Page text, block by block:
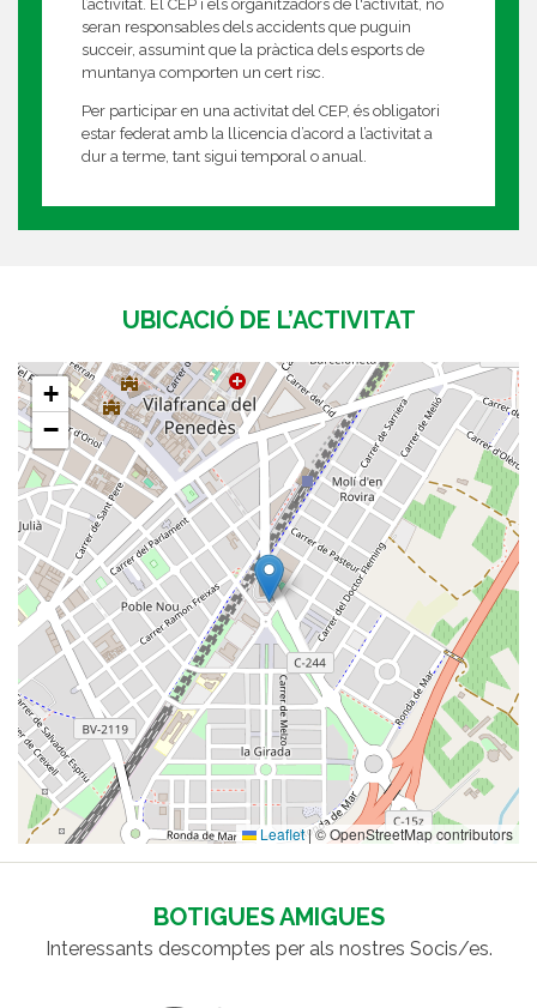
l’activitat. El CEP i els organitzadors de l'activitat, no
seran responsables dels accidents que puguin
succeir, assumint que la pràctica dels esports de
muntanya comporten un cert risc.
Per participar en una activitat del CEP, és obligatori
estar federat amb la llicencia d’acord a l’activitat a
dur a terme, tant sigui temporal o anual.
UBICACIÓ DE L’ACTIVITAT
+
−
Leaflet|© OpenStreetMap contributors
BOTIGUES AMIGUES
Interessants descomptes per als nostres Socis/es.